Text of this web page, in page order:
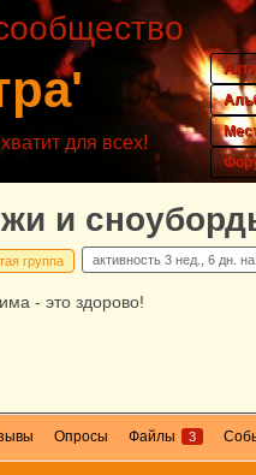
для всех!
и
группа активность 3 нед., 6 дн.
- это здорово!
Опросы Файлы 3